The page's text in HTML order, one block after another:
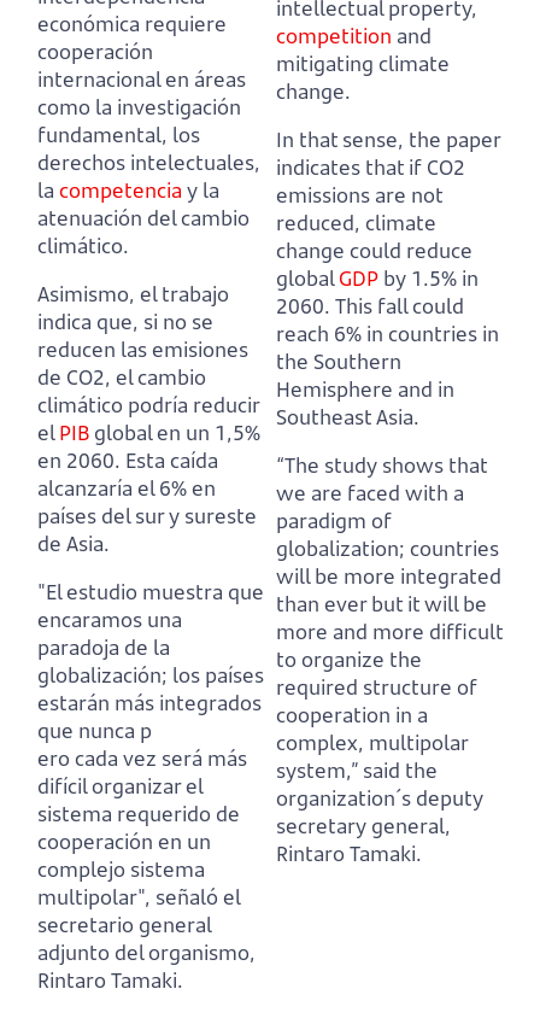
económica requiere
cooperación
internacionalen áreas
como la investigación
fundamental, los
derechos intelectuales,
la competencia y la
atenuación del cambio
climático.
Asimismo, el trabajo
indica que, si no se
reducen las emisiones
de CO2, el cambio
climático podría reducir
elPIB global en un 1,5%
en 2060. Esta caída
alcanzaría el 6% en
países del sur y sureste
de Asia.
"El estudio muestra que
encaramos una
paradoja de la
globalización; los países
estarán más integrados
que nunca p
ero cada vez será más
difícil organizar el
sistema requerido de
cooperación en un
complejo sistema
multipolar", señaló el
secretario general
adjunto del organismo,
Rintaro Tamaki.
intellectual property,
competition and
mitigating climate
change.
In that sense, the paper
indicates that if CO2
emissions are not
reduced, climate
change could reduce
globalGDP by 1.5% in
2060. This fall could
reach 6% in countries in
the Southern
Hemisphere and in
Southeast Asia.
“The study shows that
we are faced with a
paradigm of
globalization; countries
will be more integrated
than ever but it will be
more and more difficult
to organize the
required structure of
cooperation in a
complex, multipolar
system,” said the
organization´s deputy
secretary general,
Rintaro Tamaki.